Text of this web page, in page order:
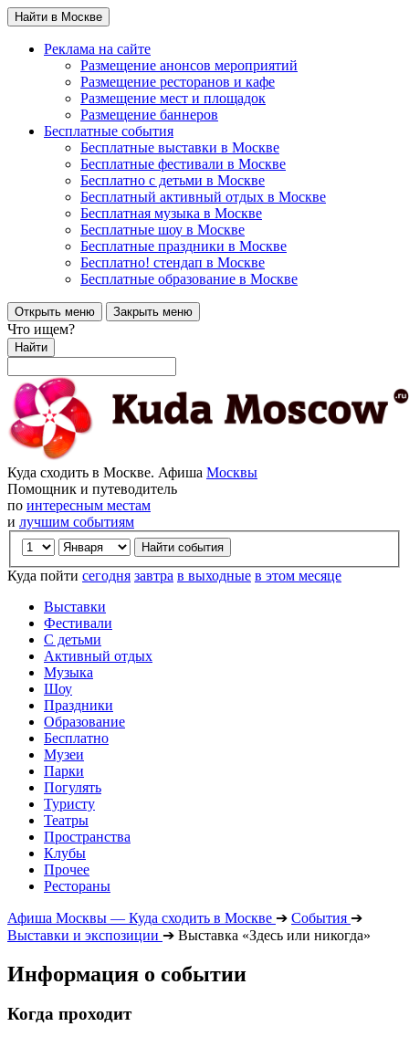
Найти в Москве
Реклама на сайте
Размещение анонсов мероприятий
Размещение ресторанов и кафе
Размещение мест и площадок
Размещение баннеров
Бесплатные события
Бесплатные выставки в Москве
Бесплатные фестивали в Москве
Бесплатно с детьми в Москве
Бесплатный активный отдых в Москве
Бесплатная музыка в Москве
Бесплатные шоу в Москве
Бесплатные праздники в Москве
Бесплатно! стендап в Москве
Бесплатные образование в Москве
Открыть меню Закрыть меню
Что ищем?
Найти
Куда сходить в Москве. Афиша Москвы
Помощник и путеводитель
по интересным местам
и лучшим событиям
Куда пойти сегодня завтра в выходные в этом месяце
Выставки
Фестивали
С детьми
Активный отдых
Музыка
Шоу
Праздники
Образование
Бесплатно
Музеи
Парки
Погулять
Туристу
Театры
Пространства
Клубы
Прочее
Рестораны
Афиша Москвы — Куда сходить в Москве ➔ События ➔
Выставки и экспозиции ➔ Выставка «Здесь или никогда»
Информация о событии
Когда проходит